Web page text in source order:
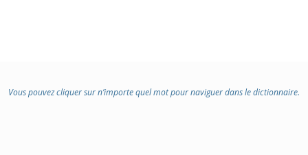
Vous pouvez cliquer sur n’importe quel mot pour naviguer dans le dictionnaire.